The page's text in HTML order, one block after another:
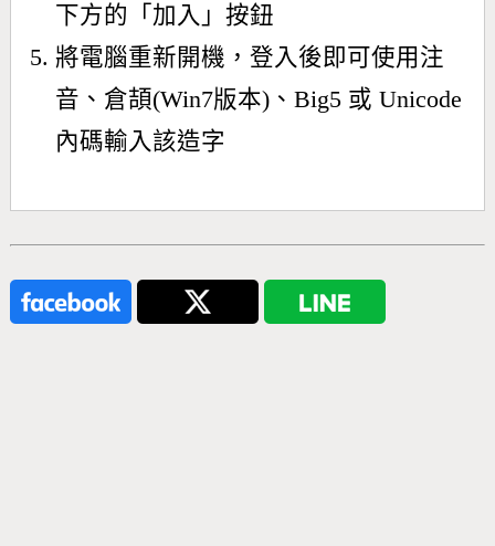
下方的「加入」按鈕
將電腦重新開機，登入後即可使用注
音、倉頡(Win7版本)、Big5 或 Unicode
內碼輸入該造字